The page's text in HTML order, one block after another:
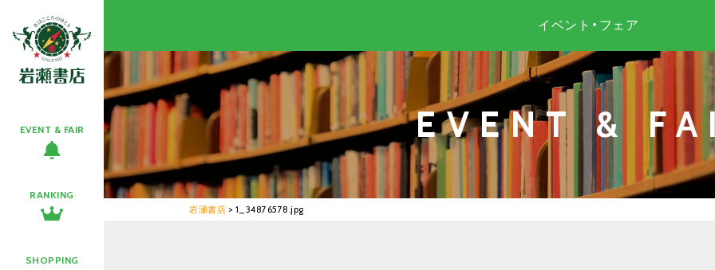
EVENT & FAIR
RANKING
SHOPPING
イベント・フェア
EVENT &
岩瀬書店 > 1_34876578.jpg